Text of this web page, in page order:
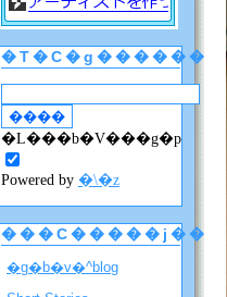
�T�C�g������
�L���b�V���g�p
Powered by �\�z
���C�����j���[
�g�b�v�^blog